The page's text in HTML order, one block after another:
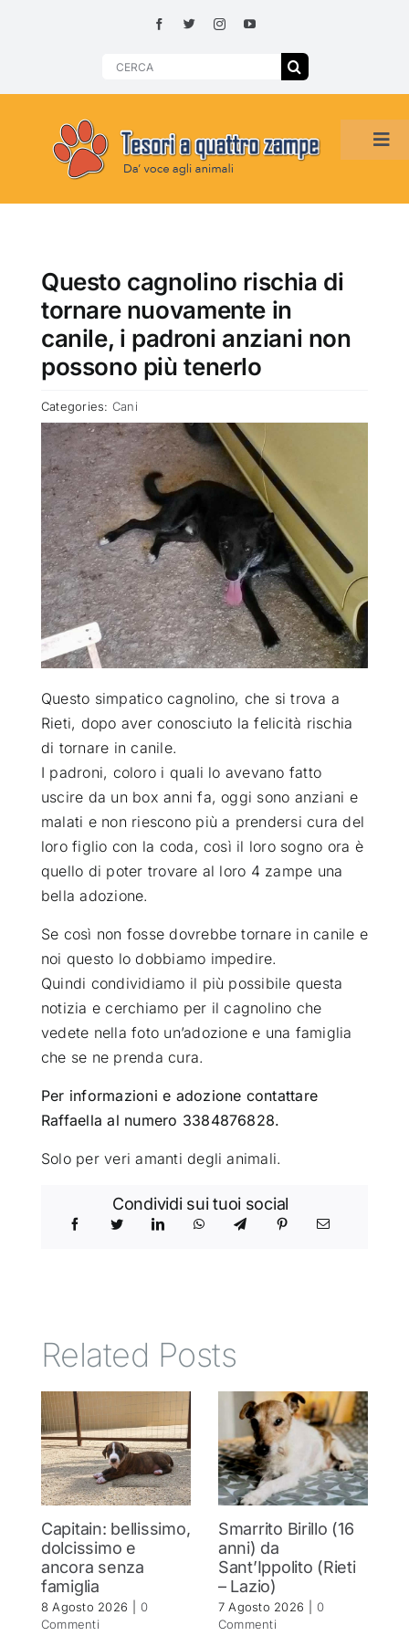
Search
HOME
SMARRITI O DA ADOTTARE
ATTUALITÀ
VIDEO
CHI SIAMO
RUBRICHE
SEMPRE CON ME
Questo cagnolino rischia di
tornare nuovamente in
canile, i padroni anziani non
possono più tenerlo
Categories: Cani
Questo simpatico cagnolino, che si trova a
Rieti, dopo aver conosciuto la felicità rischia
di tornare in canile.
I padroni, coloro i quali lo avevano fatto
uscire da un box anni fa, oggi sono anziani e
malati e non riescono più a prendersi cura del
loro figlio con la coda, così il loro sogno ora è
quello di poter trovare al loro 4 zampe una
bella adozione.
Se così non fosse dovrebbe tornare in canile e
noi questo lo dobbiamo impedire.
Quindi condividiamo il più possibile questa
notizia e cerchiamo per il cagnolino che
vedete nella foto un’adozione e una famiglia
che se ne prenda cura.
Per informazioni e adozione contattare
Raffaella al numero 3384876828.
Solo per veri amanti degli animali.
Condividi sui tuoi social
Related Posts
Capitain: bellissimo,
dolcissimo e
ancora senza
famiglia
8 Agosto 2026
0
Commenti
Smarrito Birillo (16
anni) da
Sant’Ippolito (Rieti
– Lazio)
7 Agosto 2026
0
Commenti